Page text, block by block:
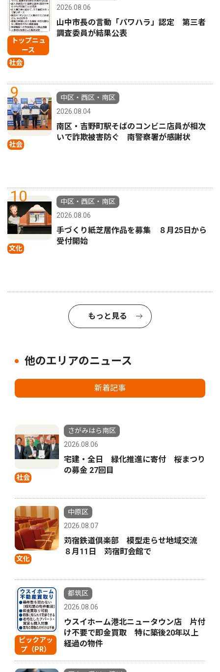
トップニュ
ース
社会
2026.08.06
山中市長の言動「パワハラ」認定 第三者
調査委員が結果公表
9
社会
中区・西区・南区
2026.08.04
南区・吉野町駅そばのコンビニ店員が相次
いで詐欺被害防ぐ 南警察署が感謝状
10
文化
中区・西区・南区
2026.08.06
手づくり紙芝居作品を募集 ８月25日から
受付開始
もっと見る
他のエリアのニュース
新着記事
社会
さがみはら南区
2026.08.06
宅建・全日 緑化推進に寄付 桜まつり
の募金 27回目
文化
中原区
2026.08.07
苅宿鉄道倶楽部 模型走らせ地域交流
８月11日 苅宿町会館で
ピックアッ
プ（PR）
都筑区
2026.08.06
ウスイホーム港北ニュータウン店 片付
け不要で即金買取 特に築後20年以上
経過の物件